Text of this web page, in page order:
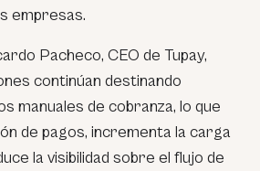
empresas.
Pacheco, CEO de Tupay,
continúan destinando
manuales de cobranza, lo que
de pagos, incrementa la carga
la visibilidad sobre el flujo de